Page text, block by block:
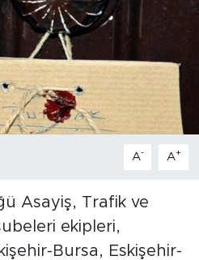
A- A+
Asayiş, Trafik ve
ekipleri,
Bursa, Eskişehir-